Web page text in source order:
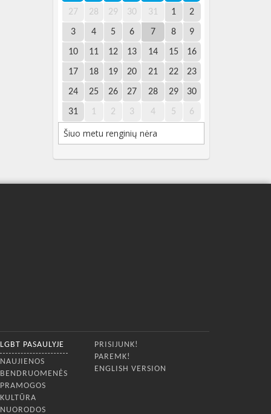
27 28 29 30 31 1 2
3 4 5 6 7 8 9
10 11 12 13 14 15 16
17 18 19 20 21 22 23
24 25 26 27 28 29 30
31 1 2 3 4 5 6
Šiuo metu renginių nėra
LGBT PASAULYJE
NAUJIENOS
BENDRUOMENĖS
PRAMOGOS
KULTŪRA
NUORODOS
PRISIJUNK!
PAREMK!
ENGLISH VERSION